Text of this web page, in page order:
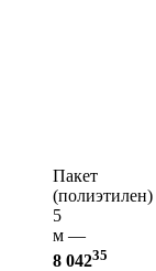
Пакет
(полиэтилен)
5
м —
8 04235